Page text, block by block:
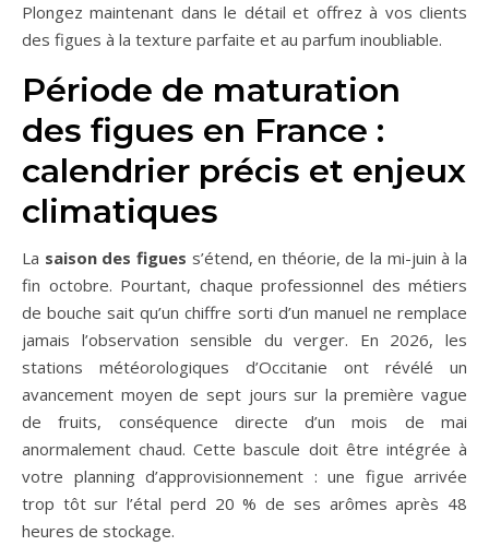
Plongez maintenant dans le détail et offrez à vos clients
des figues à la texture parfaite et au parfum inoubliable.
Période de maturation
des figues en France :
calendrier précis et enjeux
climatiques
La saison des figues s’étend, en théorie, de la mi-juin à la
fin octobre. Pourtant, chaque professionnel des métiers
de bouche sait qu’un chiffre sorti d’un manuel ne remplace
jamais l’observation sensible du verger. En 2026, les
stations météorologiques d’Occitanie ont révélé un
avancement moyen de sept jours sur la première vague
de fruits, conséquence directe d’un mois de mai
anormalement chaud. Cette bascule doit être intégrée à
votre planning d’approvisionnement : une figue arrivée
trop tôt sur l’étal perd 20 % de ses arômes après 48
heures de stockage.